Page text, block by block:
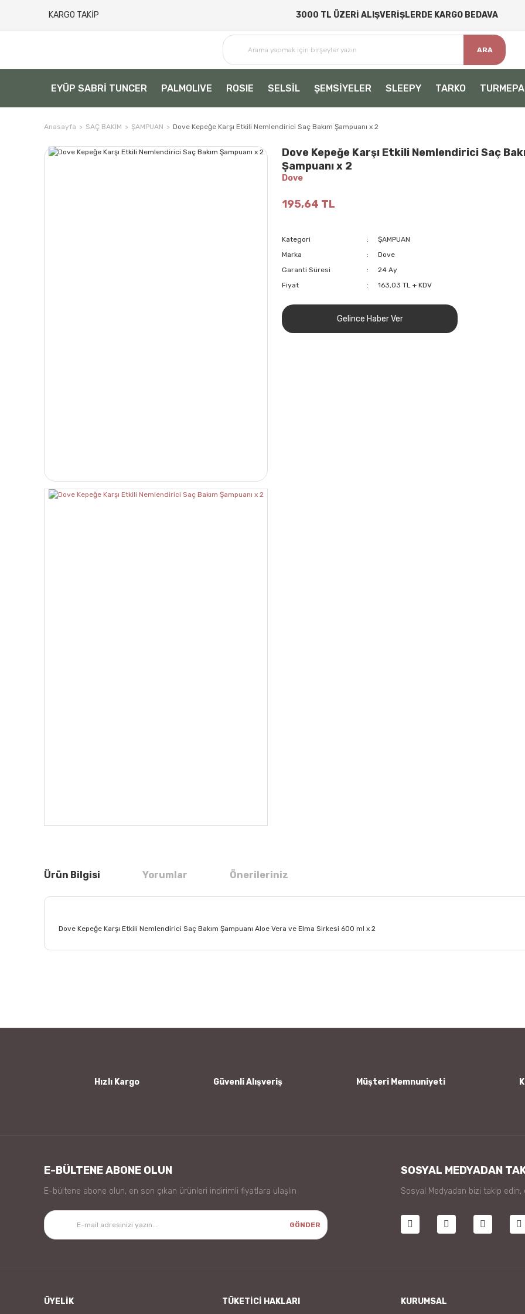
KARGO TAKİP 3000 TL ÜZERİ ALIŞVERİŞLERDE KARGO BEDAVA
ARA
EYÜP SABRİ TUNCER PALMOLIVE ROSIE SELSİL ŞEMSİYELER SLEEPY TARKO TURMEPA
Anasayfa SAÇ BAKIM ŞAMPUAN Dove Kepeğe Karşı Etkili Nemlendirici Saç Bakım Şampuanı x 2
Dove Kepeğe Karşı Etkili Nemlendirici Saç
Şampuanı x 2
Dove
195,64 TL
Kategori
ŞAMPUAN
Marka
Dove
Garanti Süresi
24 Ay
Fiyat
163,03 TL + KDV
Gelince Haber Ver
Ürün Bilgisi Yorumlar Önerileriniz
Dove Kepeğe Karşı Etkili Nemlendirici Saç Bakım Şampuanı Aloe Vera ve Elma Sirkesi 600 ml x 2
Hızlı Kargo Güvenli Alışveriş Müşteri Memnuniyeti
E-BÜLTENE ABONE OLUN
E-bültene abone olun, en son çıkan ürünleri indirimli fiyatlara ulaşlın
GÖNDER
SOSYAL MEDYADAN
Sosyal Medyadan bizi takip edin,
ÜYELİK TÜKETİCİ HAKLARI KURUMSAL